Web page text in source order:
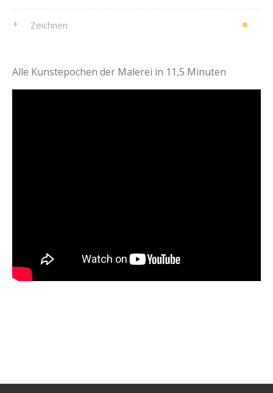
Zeichnen
Alle Kunstepochen der Malerei in 11,5 Minuten